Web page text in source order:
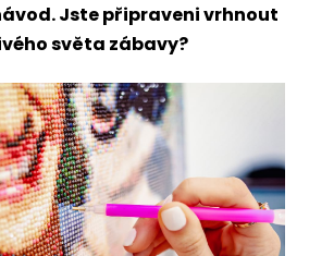
Jste připraveni vrhnout
světa zábavy?